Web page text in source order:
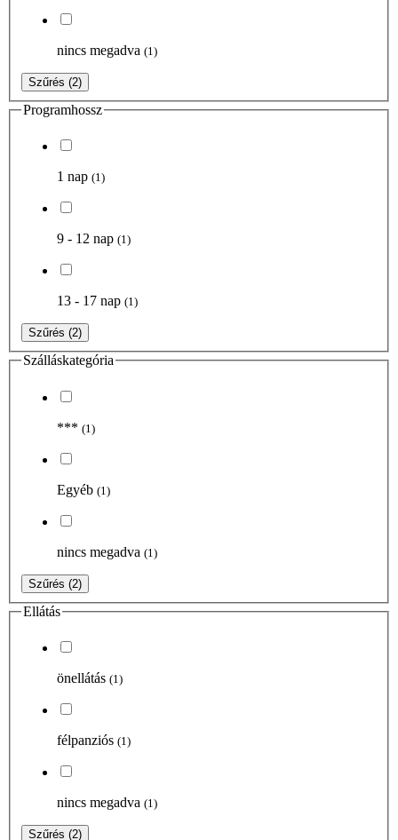
nincs megadva (1)
Szűrés (2)
Programhossz
1 nap (1)
9 - 12 nap (1)
13 - 17 nap (1)
Szűrés (2)
Szálláskategória
*** (1)
Egyéb (1)
nincs megadva (1)
Szűrés (2)
Ellátás
önellátás (1)
félpanziós (1)
nincs megadva (1)
Szűrés (2)